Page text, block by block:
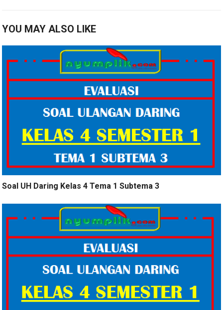
YOU MAY ALSO LIKE
Soal UH Daring Kelas 4 Tema 1 Subtema 3